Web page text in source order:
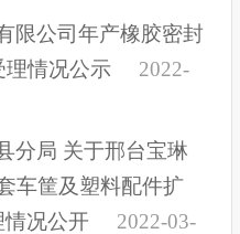
限公司年产橡胶密封
理情况公示
2022-
分局 关于邢台宝琳
车筐及塑料配件扩
情况公开
2022-03-